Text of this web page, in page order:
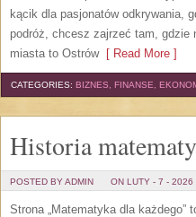
kącik dla pasjonatów odkrywania,
podróż, chcesz zajrzeć tam, gdzie
miasta to Ostrów[ Read More ]
CATEGORIES: BIZNES, FINANSE,
Historia
POSTED BY ADMIN ON LUTY - 7 - 2026
Strona „Matematyka dla